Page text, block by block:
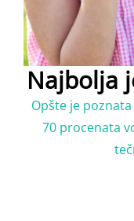
Najbolјa
Opšte je
70 procenata